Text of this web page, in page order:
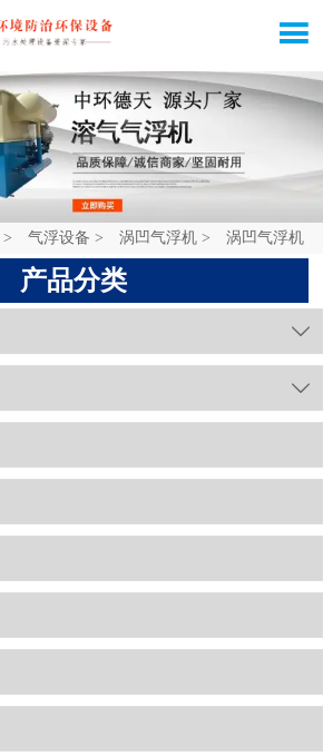

> 气浮设备 > 涡凹气浮机 > 涡凹气浮机
产品分类

